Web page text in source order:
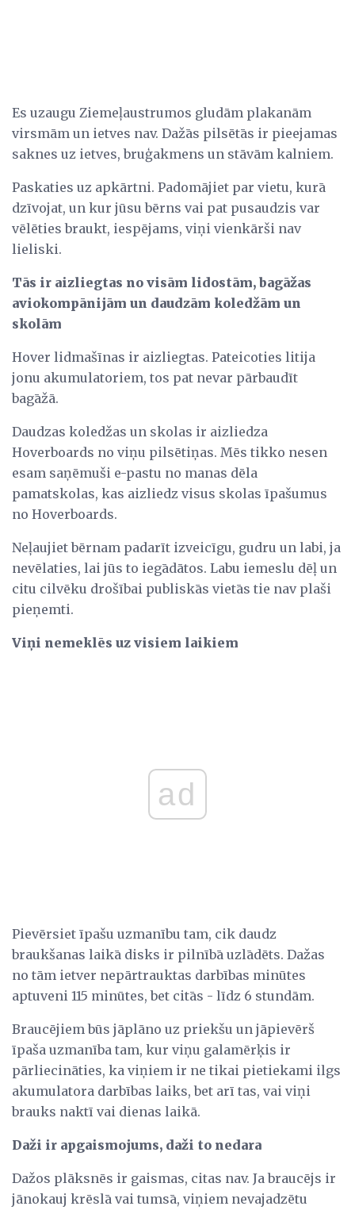
Es uzaugu Ziemeļaustrumos gludām plakanām
virsmām un ietves nav. Dažās pilsētās ir pieejamas
saknes uz ietves, bruģakmens un stāvām kalniem.
Paskaties uz apkārtni. Padomājiet par vietu, kurā
dzīvojat, un kur jūsu bērns vai pat pusaudzis var
vēlēties braukt, iespējams, viņi vienkārši nav
lieliski.
Tās ir aizliegtas no visām lidostām, bagāžas
aviokompānijām un daudzām koledžām un
skolām
Hover lidmašīnas ir aizliegtas. Pateicoties litija
jonu akumulatoriem, tos pat nevar pārbaudīt
bagāžā.
Daudzas koledžas un skolas ir aizliedza
Hoverboards no viņu pilsētiņas. Mēs tikko nesen
esam saņēmuši e-pastu no manas dēla
pamatskolas, kas aizliedz visus skolas īpašumus
no Hoverboards.
Neļaujiet bērnam padarīt izveicīgu, gudru un labi, ja
nevēlaties, lai jūs to iegādātos. Labu iemeslu dēļ un
citu cilvēku drošībai publiskās vietās tie nav plaši
pieņemti.
Viņi nemeklēs uz visiem laikiem
ad
Pievērsiet īpašu uzmanību tam, cik daudz
braukšanas laikā disks ir pilnībā uzlādēts. Dažas
no tām ietver nepārtrauktas darbības minūtes
aptuveni 115 minūtes, bet citās - līdz 6 stundām.
Braucējiem būs jāplāno uz priekšu un jāpievērš
īpaša uzmanība tam, kur viņu galamērķis ir
pārliecināties, ka viņiem ir ne tikai pietiekami ilgs
akumulatora darbības laiks, bet arī tas, vai viņi
brauks naktī vai dienas laikā.
Daži ir apgaismojums, daži to nedara
Dažos plāksnēs ir gaismas, citas nav. Ja braucējs ir
jānokauj krēslā vai tumsā, viņiem nevajadzētu